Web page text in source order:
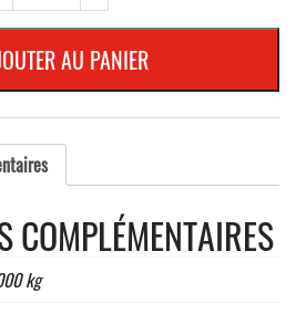
LAMELLE
EN
ALUMINIUM
PLAT
:
1,5
MM,DIMENSIONS:
400
MM,"BANDES
ROUGE/BLANC"
AU PANIER
COMPLÉMENTAIRES
kg